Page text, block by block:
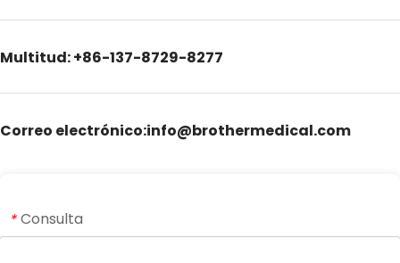
Multitud: +86-137-8729-8277
Correo electrónico:info@brothermedical.com
* Consulta